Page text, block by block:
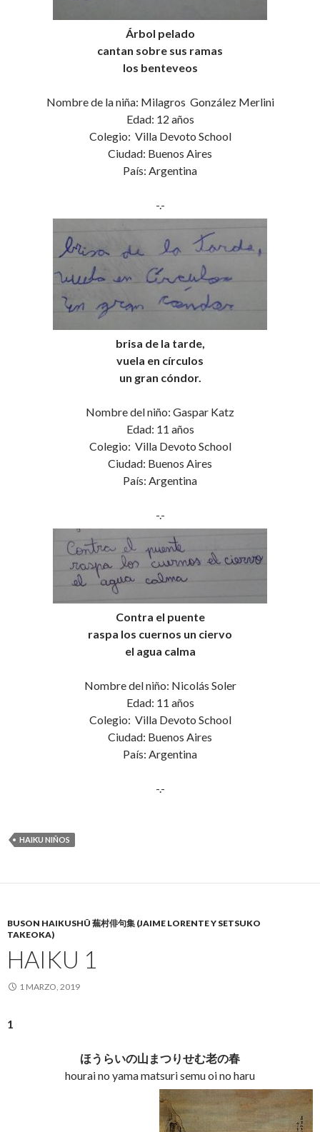
Árbol pelado
cantan sobre sus ramas
los benteveos
Nombre de la niña: Milagros González Merlini
Edad: 12 años
Colegio: Villa Devoto School
Ciudad: Buenos Aires
País: Argentina
-.-
brisa de la tarde,
vuela en círculos
un gran cóndor.
Nombre del niño: Gaspar Katz
Edad: 11 años
Colegio: Villa Devoto School
Ciudad: Buenos Aires
País: Argentina
-.-
Contra el puente
raspa los cuernos un ciervo
el agua calma
Nombre del niño: Nicolás Soler
Edad: 11 años
Colegio: Villa Devoto School
Ciudad: Buenos Aires
País: Argentina
-.-
HAIKU NIÑOS
BUSON HAIKUSHÛ 蕪村俳句集 (JAIME LORENTE Y SETSUKO
TAKEOKA)
HAIKU 1
1 MARZO, 2019
1
ほうらいの山まつりせむ老の春
hourai no yama matsuri semu oi no haru